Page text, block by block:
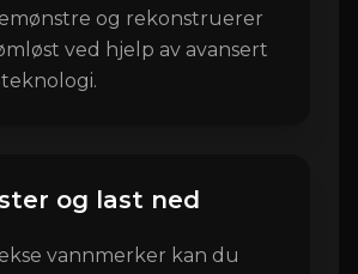
og rekonstruerer
ved hjelp av avansert
og last ned
vannmerker kan du